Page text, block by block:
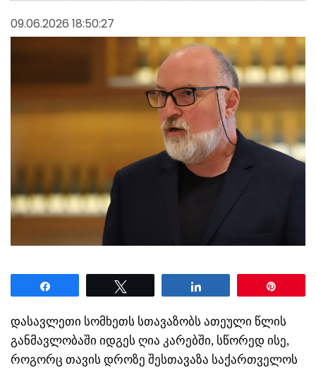
09.06.2026 18:50:27
დასავლეთი სომხეთს სთავაზობს ათეული წლის
განმავლობაში იდგეს ღია კარებში, სწორედ ისე,
როგორც თავის დროზე შესთავაზა საქართველოს